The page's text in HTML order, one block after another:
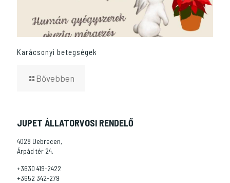
Karácsonyi betegségek
Bővebben
JUPET ÁLLATORVOSI RENDELŐ
4028 Debrecen,
Árpád tér 24.
+3630 419-2422
+3652 342-279